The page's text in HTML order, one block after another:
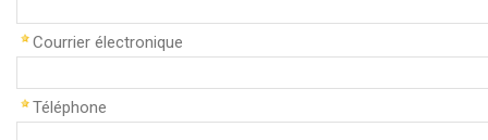
Courrier électronique
Téléphone